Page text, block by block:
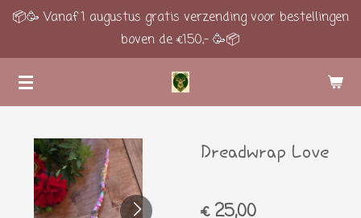
Ga
de
hoofdinhoud
📦🥳 Vanaf 1 augustus gratis verzending voor bestellingen
boven de €150,- 🥳📦
Dreadwrap Love
€ 25,00